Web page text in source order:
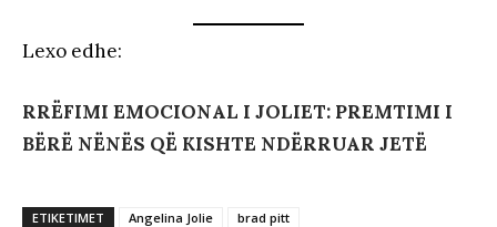
Lexo edhe:
RRËFIMI EMOCIONAL I JOLIET: PREMTIMI I
BËRË NËNËS QË KISHTE NDËRRUAR JETË
ETIKETIMET Angelina Jolie
brad pitt